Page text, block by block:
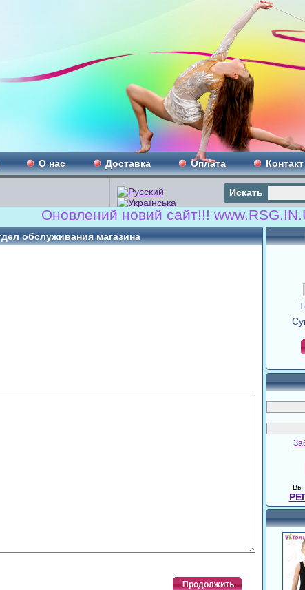
О нас Доставка Оплата Контакт
Искать
Оновлений новий сайт!!! www.RSG.IN.UA
обслуживания магазина
Продолжить
Вы